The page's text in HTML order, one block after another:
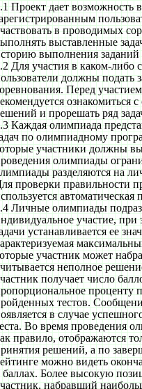
Проект дает возможность
в проводимых
выставленные
выполнения заданий
Для участия в каком-либо
должны подать
Перед
ознакомиться
и прорешать ряд
Каждая олимпиада
по олимпиадному
участники должны
олимпиады
разделяются на
проверки правильности
Личные олимпиады
участие, при
устанавливается ее
участник может
неполное
получает число
проценту
тестов.
в случае
Во время проведения
правило, отображаются
решений, а по
можно видеть
баллах. Более высокую
набравший